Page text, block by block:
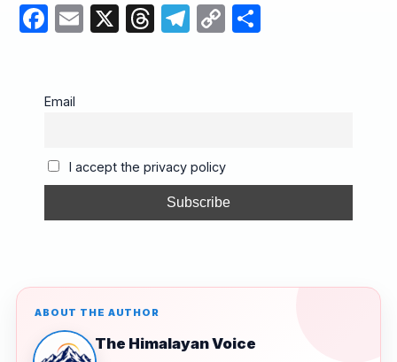
F
e
o
o
k
E X T
s
T
m
C
n
k
S
Email
I accept the privacy policy
ABOUT THE AUTHOR
The Himalayan Voice